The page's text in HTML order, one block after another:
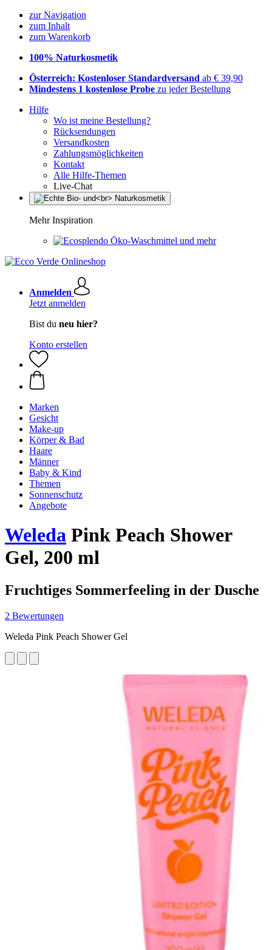
zur Navigation
zum Inhalt
zum Warenkorb
100% Naturkosmetik
Österreich: Kostenloser Standardversand ab € 39,90
Mindestens 1 kostenlose Probe zu jeder Bestellung
Hilfe
Wo ist meine Bestellung?
Rücksendungen
Versandkosten
Zahlungsmöglichkeiten
Kontakt
Alle Hilfe-Themen
Live-Chat
Mehr Inspiration
Öko-Waschmittel und mehr
Anmelden
Jetzt anmelden
Bist du neu hier?
Konto erstellen
Marken
Gesicht
Make-up
Körper & Bad
Haare
Männer
Baby & Kind
Themen
Sonnenschutz
Angebote
Weleda Pink Peach Shower
Gel, 200 ml
Fruchtiges Sommerfeeling in der Dusche
2 Bewertungen
Weleda Pink Peach Shower Gel